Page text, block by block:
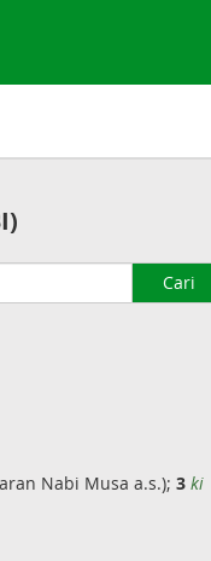
Cari
Nabi Musa a.s.); 3 ki